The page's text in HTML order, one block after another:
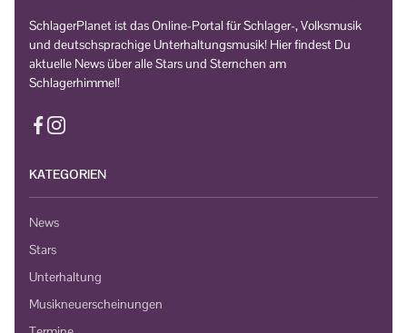
SchlagerPlanet ist das Online-Portal für Schlager-, Volksmusik
und deutschsprachige Unterhaltungsmusik! Hier findest Du
aktuelle News über alle Stars und Sternchen am
Schlagerhimmel!
KATEGORIEN
News
Stars
Unterhaltung
Musikneuerscheinungen